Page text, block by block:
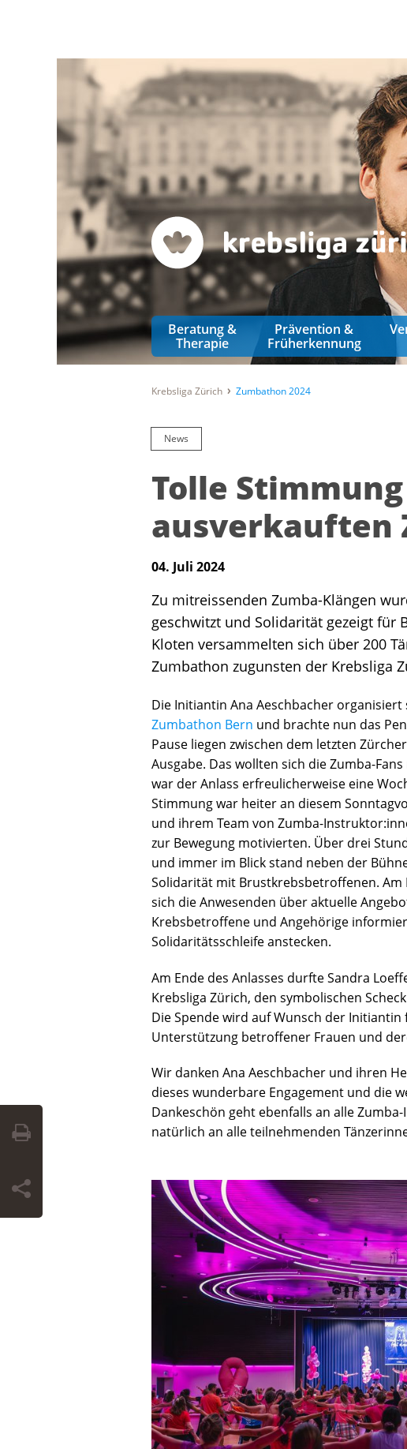
Beratung &
Therapie
Prävention &
Früherkennung
Krebsliga Zürich Zumbathon 2024
News
Tolle
ausverkauften
04. Juli 2024
Zu mitreissenden Zumba-Klängen
geschwitzt und Solidarität gezeigt für
Kloten versammelten sich über 200
Zumbathon zugunsten der Krebsliga
Die Initiantin Ana Aeschbacher
Zumbathon Bern und brachte nun das
Pause liegen zwischen dem letzten
Ausgabe. Das wollten sich die Zumba-
war der Anlass erfreulicherweise eine
Stimmung war heiter an diesem
und ihrem Team von Zumba-
zur Bewegung motivierten. Über drei
und immer im Blick stand neben der
Solidarität mit Brustkrebsbetroffenen.
sich die Anwesenden über aktuelle
Krebsbetroffene und Angehörige
Solidaritätsschleife anstecken.
Am Ende des Anlasses durfte Sandra
Krebsliga Zürich, den symbolischen
Die Spende wird auf Wunsch der
Unterstützung betroffener Frauen und
Wir danken Ana Aeschbacher und ihren
dieses wunderbare Engagement und die
Dankeschön geht ebenfalls an alle
natürlich an alle teilnehmenden